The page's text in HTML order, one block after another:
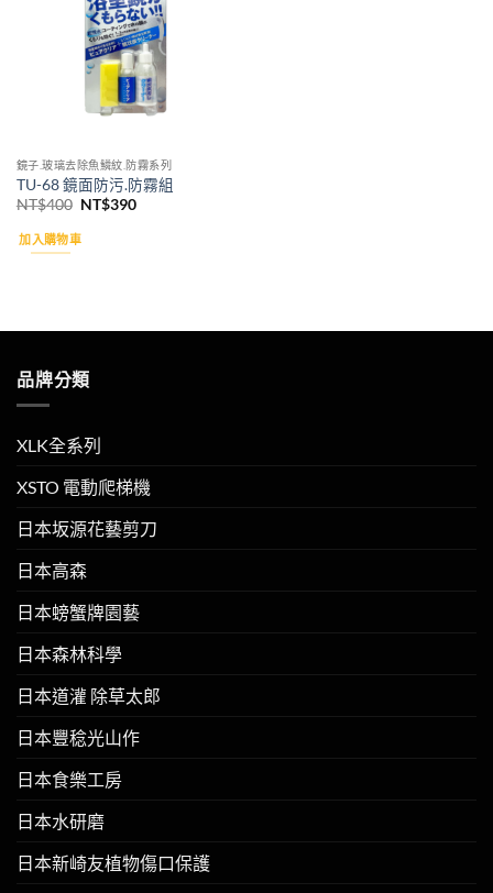
鏡子.玻璃去除魚鱗紋.防霧系列
TU-68 鏡面防污.防霧組
NT$400 原
價
格：
NT$390目
加入購物車
品牌分類
XLK全系列
XSTO 電動爬梯機
日本坂源花藝剪刀
日本高森
日本螃蟹牌園藝
日本森林科學
日本道灌 除草太郎
日本豐稔光山作
日本食樂工房
日本水研磨
日本新崎友植物傷口保護